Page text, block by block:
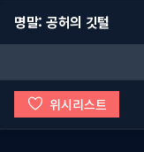
명말: 공허의 깃털
위시리스트